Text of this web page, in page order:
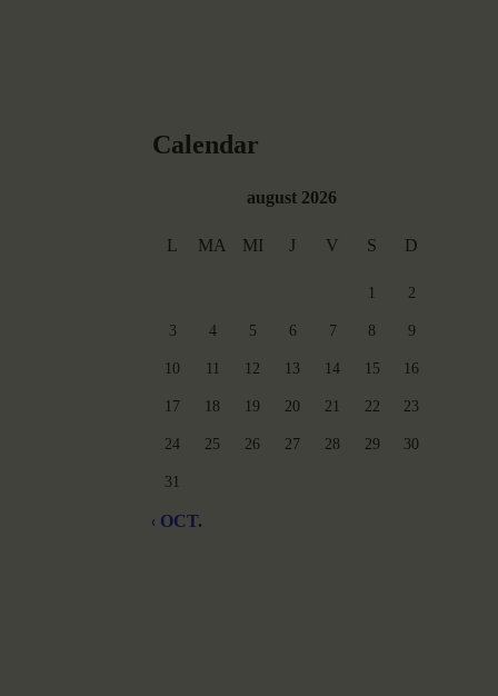
Calendar
august 2026
L MA MI J V S D
1 2
3 4 5 6 7 8 9
10 11 12 13 14 15 16
17 18 19 20 21 22 23
24 25 26 27 28 29 30
31
« OCT.